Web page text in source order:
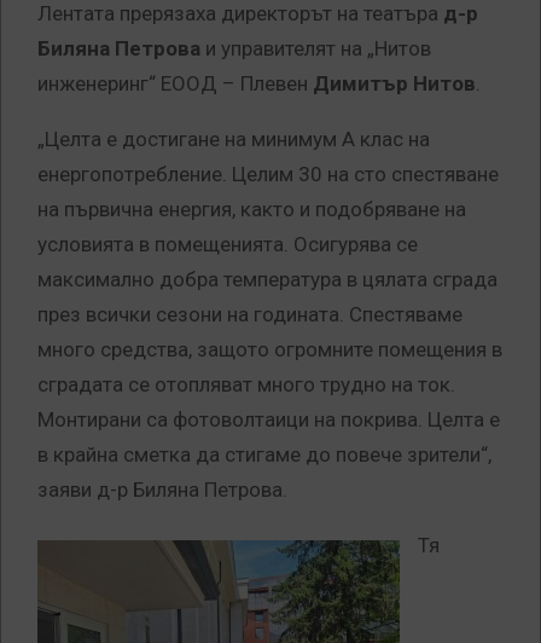
Лентата прерязаха директорът на театъра д-р
Биляна Петрова и управителят на „Нитов
инженеринг“ ЕООД – Плевен Димитър Нитов.
„Целта е достигане на минимум А клас на
енергопотребление. Целим 30 на сто спестяване
на първична енергия, както и подобряване на
условията в помещенията. Осигурява се
максимално добра температура в цялата сграда
през всички сезони на годината. Спестяваме
много средства, защото огромните помещения в
сградата се отопляват много трудно на ток.
Монтирани са фотоволтаици на покрива. Целта е
в крайна сметка да стигаме до повече зрители“,
заяви д-р Биляна Петрова.
Тя